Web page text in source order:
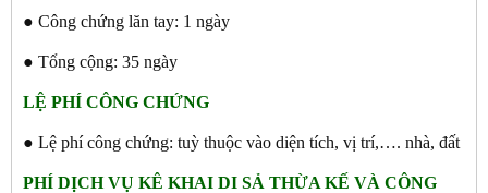
● Công chứng lăn tay: 1 ngày
● Tổng cộng: 35 ngày
LỆ PHÍ CÔNG CHỨNG
● Lệ phí công chứng: tuỳ thuộc vào diện tích, vị trí,…. nhà, đất
PHÍ DỊCH VỤ KÊ KHAI DI SẢ THỪA KẾ VÀ CÔNG